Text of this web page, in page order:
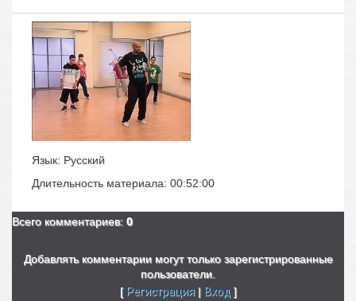
Язык: Русский
Длительность материала: 00:52:00
Всего комментариев: 0
Добавлять комментарии могут только зарегистрированные
пользователи.
[ Регистрация| Вход ]